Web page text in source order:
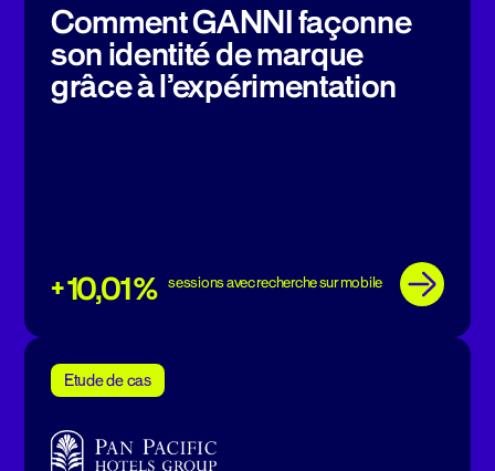
Comment GANNI façonne
son identité de marque
grâce à l’expérimentation
+ 10,01 % sessions avec recherche sur mobile
Etude de cas